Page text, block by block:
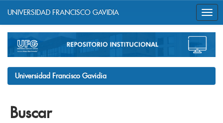
navigation
UNIVERSIDAD FRANCISCO GAVIDIA
Universidad Francisco Gavidia
Buscar